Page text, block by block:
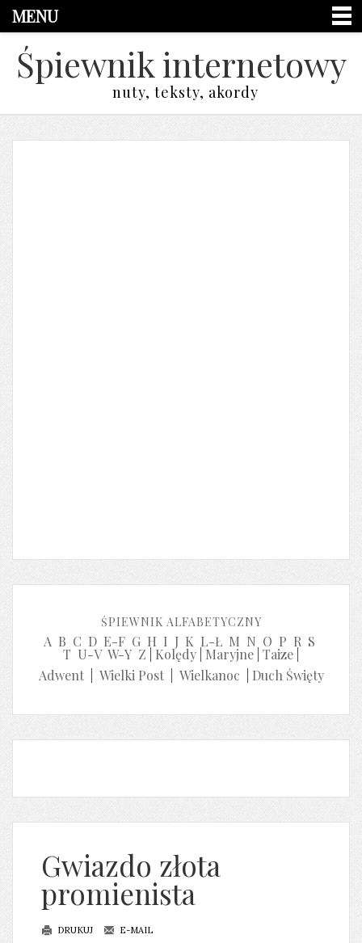
MENU
Śpiewnik internetowy
nuty, teksty, akordy
ŚPIEWNIK ALFABETYCZNY
A B C D E-F G H I J K L-Ł M N O P R S
T U-V W-Y Z Kolędy Maryjne Taize
Adwent| Wielki Post| Wielkanoc Duch Święty
Gwiazdo złota
promienista
DRUKUJ E-MAIL